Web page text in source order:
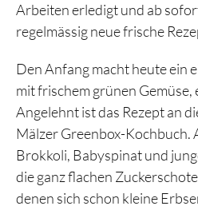
Arbeiten erledigt und ab
regelmässig neue frische
Den Anfang macht heute ein
mit frischem grünen Gemüse,
Angelehnt ist das Rezept an
Mälzer Greenbox-Kochbuch.
Brokkoli, Babyspinat und
die ganz flachen
denen sich schon kleine